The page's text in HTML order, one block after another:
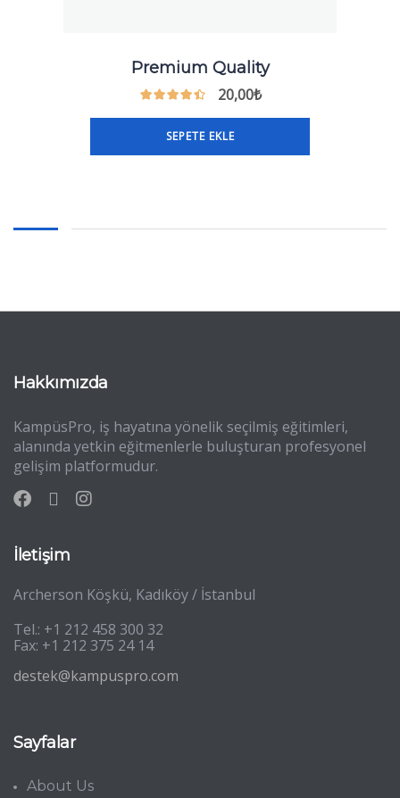
Premium Quality
20,00₺
SEPETE EKLE
Hakkımızda
KampüsPro, iş hayatına yönelik seçilmiş eğitimleri,
alanında yetkin eğitmenlerle buluşturan profesyonel
gelişim platformudur.
İletişim
Archerson Köşkü, Kadıköy / İstanbul
Tel.: +1 212 458 300 32
Fax: +1 212 375 24 14
destek@kampuspro.com
Sayfalar
About Us